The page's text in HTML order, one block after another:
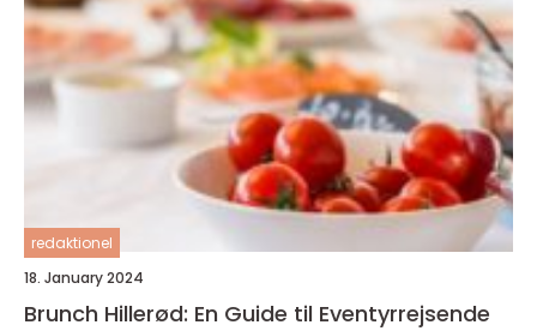
redaktionel
18. January 2024
Brunch Hillerød: En Guide til Eventyrrejsende